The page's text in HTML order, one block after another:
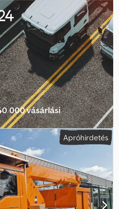
000 vásárlási
csomagotApróhirdetés